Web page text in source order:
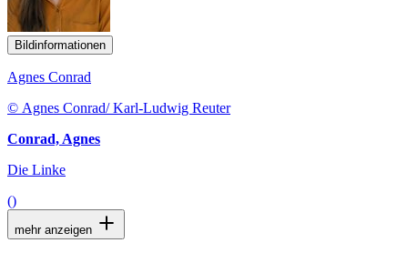
Bildinformationen
Agnes Conrad
© Agnes Conrad/ Karl-Ludwig Reuter
Conrad, Agnes
Die Linke
()
mehr anzeigen